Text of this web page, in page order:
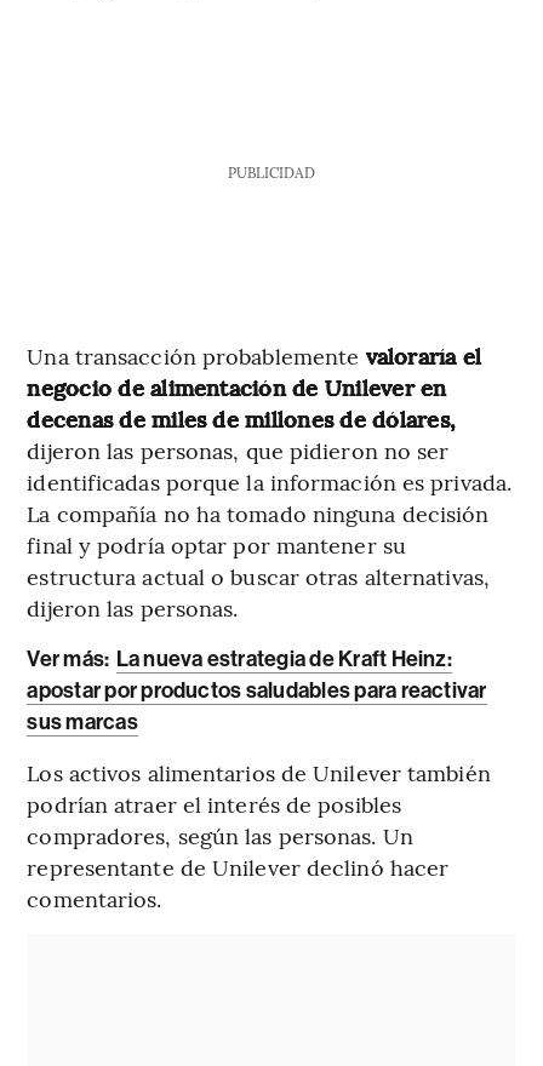
PUBLICIDAD
Una transacción probablemente valoraría el
negocio de alimentación de Unilever en
decenas de miles de millones de dólares,
dijeron las personas, que pidieron no ser
identificadas porque la información es privada.
La compañía no ha tomado ninguna decisión
final y podría optar por mantener su
estructura actual o buscar otras alternativas,
dijeron las personas.
Ver más: La nueva estrategia de Kraft Heinz:
apostar por productos saludables para reactivar
sus marcas
Los activos alimentarios de Unilever también
podrían atraer el interés de posibles
compradores, según las personas. Un
representante de Unilever declinó hacer
comentarios.